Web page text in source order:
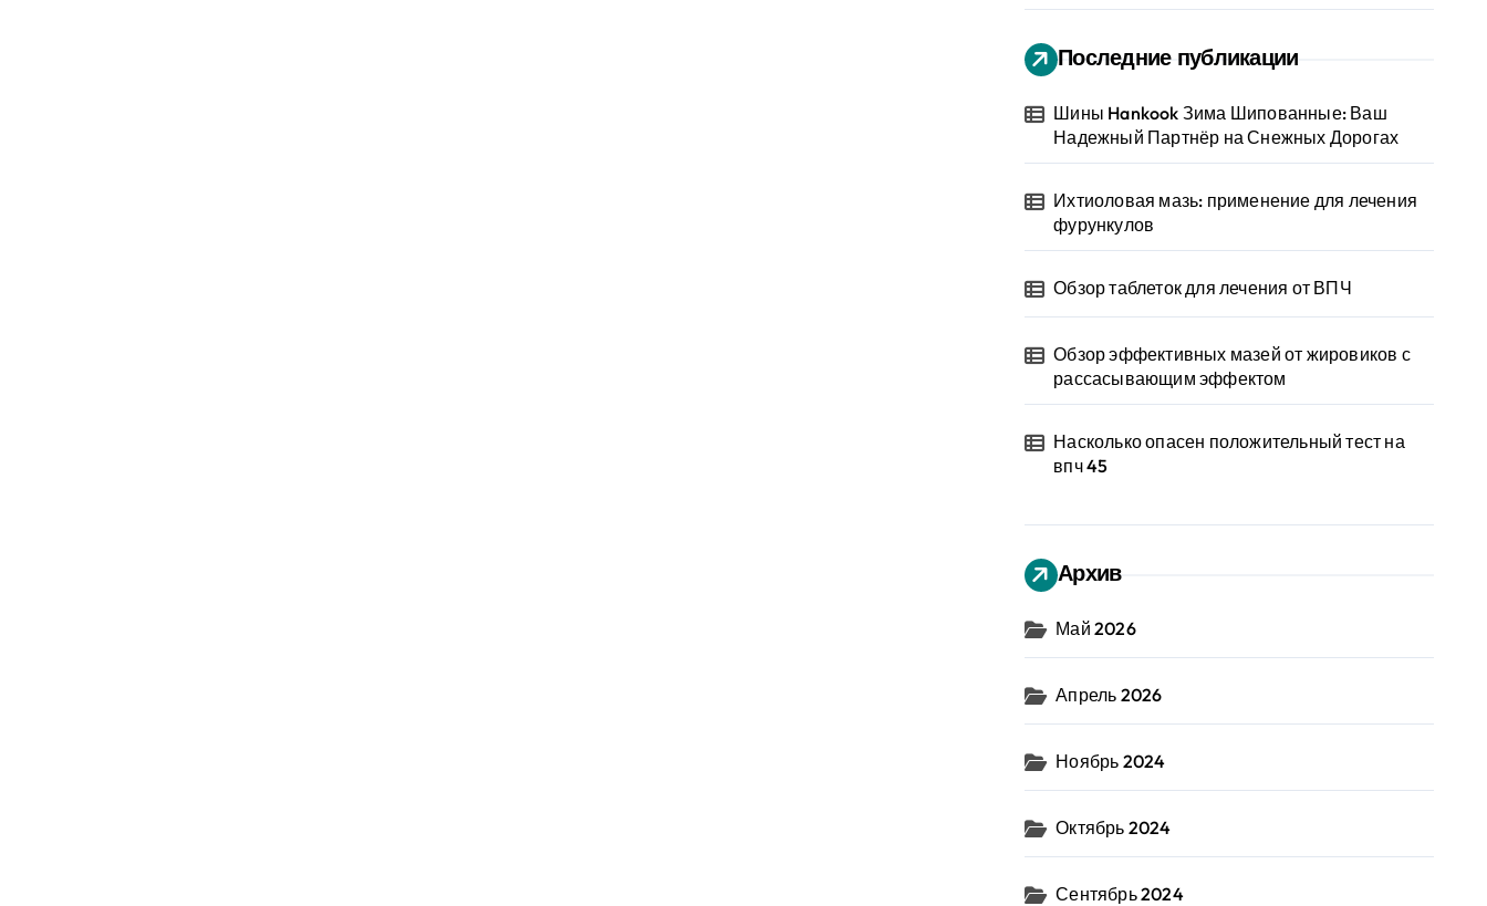
Последние публикации
Шины Hankook Зима Шипованные: Ваш
Надежный Партнёр на Снежных Дорогах
Ихтиоловая мазь: применение для лечения
фурункулов
Обзор таблеток для лечения от ВПЧ
Обзор эффективных мазей от жировиков с
рассасывающим эффектом
Насколько опасен положительный тест на
впч 45
Архив
Май 2026
Апрель 2026
Ноябрь 2024
Октябрь 2024
Сентябрь 2024